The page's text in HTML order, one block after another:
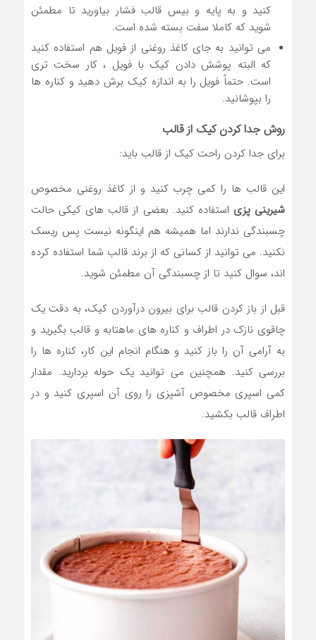
کنید و به پایه و بیس قالب فشار بیاورید تا مطمئن
شوید که کاملا سفت بسته شده است.
می توانید به جای کاغذ روغنی از فویل هم استفاده کنید
که البته پوشش دادن کیک با فویل ، کار سخت تری
است. حتماً فویل را به اندازه کیک برش دهید و کناره ها
را بپوشانید.
روش جدا کردن کیک از قالب
برای جدا کردن راحت کیک از قالب باید:
این قالب ها را کمی چرب کنید و از کاغذ روغنی مخصوص
شیرینی پزی استفاده کنید. بعضی از قالب های کیکی حالت
چسبندگی ندارند اما همیشه هم اینگونه نیست پس ریسک
نکنید. می توانید از کسانی که از برند قالب شما استفاده کرده
اند، سوال کنید تا از چسبندگی آن مطمئن شوید.
قبل از باز کردن قالب برای بیرون درآوردن کیک، به دقت یک
چاقوی نازک در اطراف و کناره های ماهتابه و قالب بگیرید و
به آرامی آن را باز کنید و هنگام انجام این کار، کناره ها را
بررسی کنید. همچنین می توانید یک حوله بردارید. مقدار
کمی اسپری مخصوص آشپزی را روی آن اسپری کنید و در
اطراف قالب بکشید.